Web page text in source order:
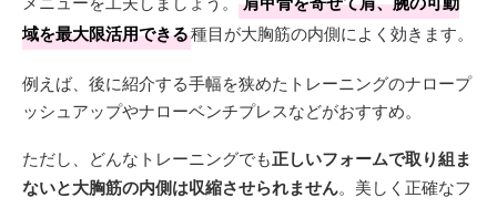
域を最大限活用できる種目が大胸筋の内側によく効きます。
例えば、後に紹介する手幅を狭めたトレーニングのナロープ
ッシュアップやナローベンチプレスなどがおすすめ。
ただし、どんなトレーニングでも正しいフォームで取り組ま
ないと大胸筋の内側は収縮させられません。美しく正確なフ